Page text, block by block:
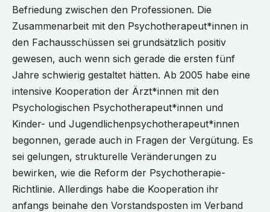
Befriedung zwischen den Professionen. Die
Zusammenarbeit mit den Psychotherapeut*innen in
den Fachausschüssen sei grundsätzlich positiv
gewesen, auch wenn sich gerade die ersten fünf
Jahre schwierig gestaltet hätten. Ab 2005 habe eine
intensive Kooperation der Ärzt*innen mit den
Psychologischen Psychotherapeut*innen und
Kinder- und Jugendlichenpsychotherapeut*innen
begonnen, gerade auch in Fragen der Vergütung. Es
sei gelungen, strukturelle Veränderungen zu
bewirken, wie die Reform der Psychotherapie-
Richtlinie. Allerdings habe die Kooperation ihr
anfangs beinahe den Vorstandsposten im Verband